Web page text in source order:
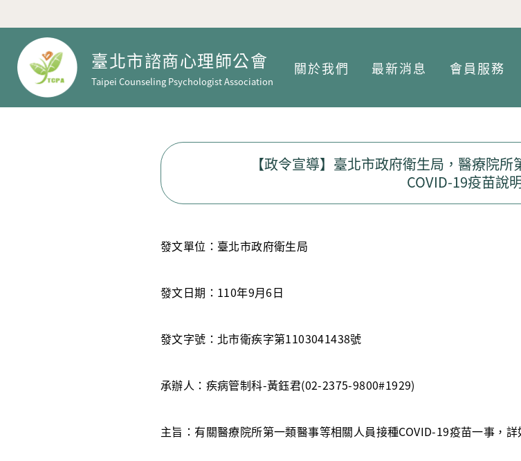
臺北市諮商心理師公會
Taipei Counseling Psychologist Association
關於我們 最新消息 會員服務
【政令宣導】臺北市政府衛生局，醫療院
COVID-19疫苗說
發文單位：臺北市政府衛生局
發文日期：110年9月6日
發文字號：北市衛疾字第1103041438號
承辦人：疾病管制科-黃鈺君(02-2375-9800#1929)
主旨：有關醫療院所第一類醫事等相關人員接種COVID-19疫苗一事，詳